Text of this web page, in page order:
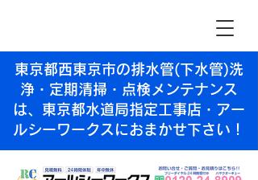
東京都西東京市の排水管(下水管)洗
浄・定期清掃・点検メンテナンス
は、東京都水道局指定工事店・アー
ルシーワークスにおまかせ下さい！